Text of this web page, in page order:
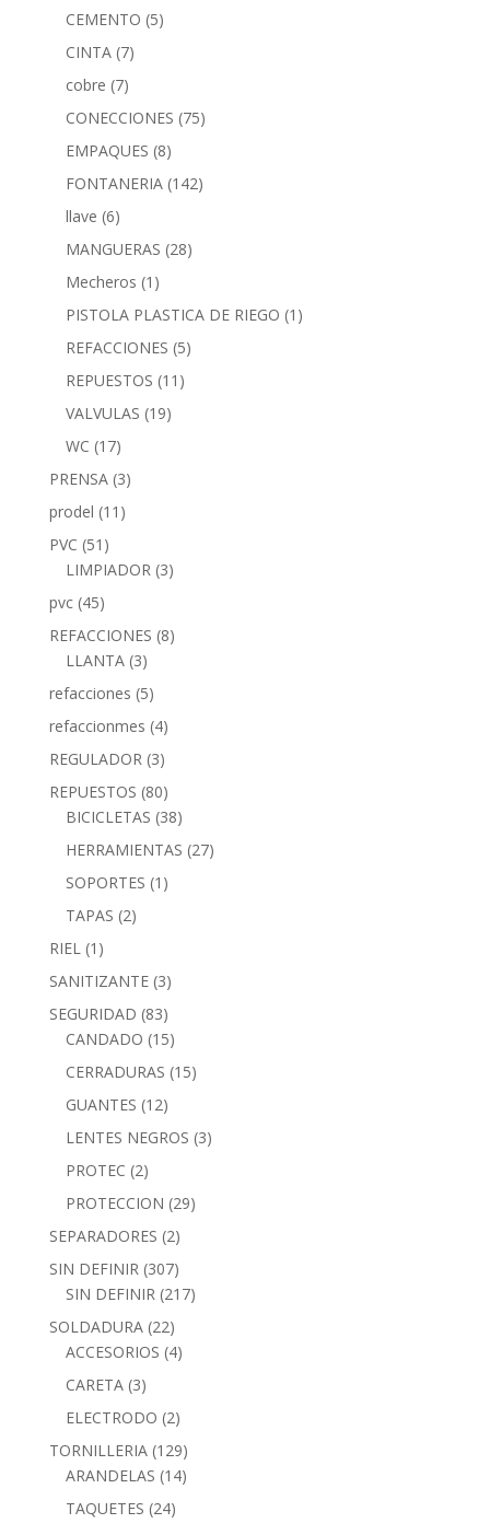
CEMENTO (5)
CINTA (7)
cobre (7)
CONECCIONES (75)
EMPAQUES (8)
FONTANERIA (142)
llave (6)
MANGUERAS (28)
Mecheros (1)
PISTOLA PLASTICA DE RIEGO (1)
REFACCIONES (5)
REPUESTOS (11)
VALVULAS (19)
WC (17)
PRENSA (3)
prodel (11)
PVC (51)
LIMPIADOR (3)
pvc (45)
REFACCIONES (8)
LLANTA (3)
refacciones (5)
refaccionmes (4)
REGULADOR (3)
REPUESTOS (80)
BICICLETAS (38)
HERRAMIENTAS (27)
SOPORTES (1)
TAPAS (2)
RIEL (1)
SANITIZANTE (3)
SEGURIDAD (83)
CANDADO (15)
CERRADURAS (15)
GUANTES (12)
LENTES NEGROS (3)
PROTEC (2)
PROTECCION (29)
SEPARADORES (2)
SIN DEFINIR (307)
SIN DEFINIR (217)
SOLDADURA (22)
ACCESORIOS (4)
CARETA (3)
ELECTRODO (2)
TORNILLERIA (129)
ARANDELAS (14)
TAQUETES (24)